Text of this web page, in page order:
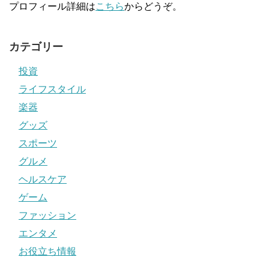
プロフィール詳細はこちらからどうぞ。
カテゴリー
投資
ライフスタイル
楽器
グッズ
スポーツ
グルメ
ヘルスケア
ゲーム
ファッション
エンタメ
お役立ち情報